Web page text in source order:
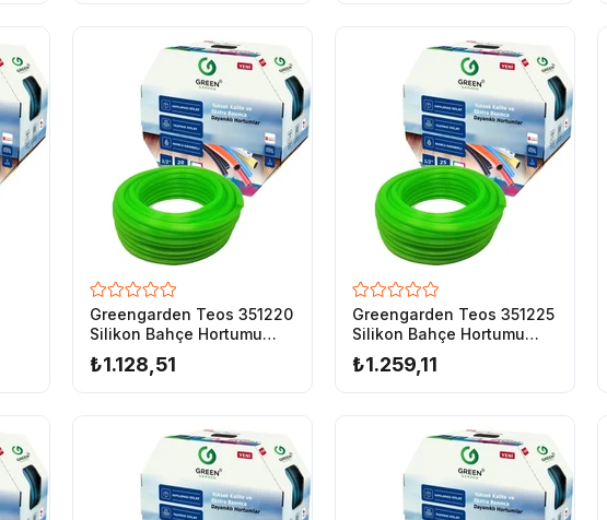
Greengarden Teos 351220
Silikon Bahçe Hortumu
1/2-20 mt
₺1.128,51
Greengarden Teos 351225
Silikon Bahçe Hortumu
1/2-25 mt
₺1.259,11